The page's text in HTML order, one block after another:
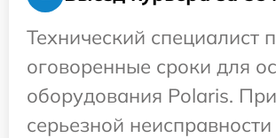
Технический специалист
оговоренные сроки для
оборудования Polaris. При
серьезной